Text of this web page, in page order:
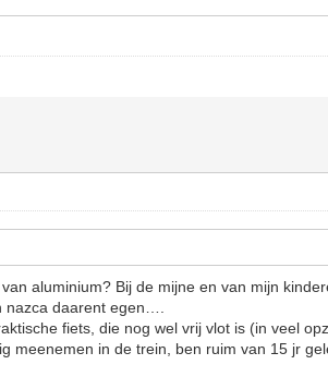
aluminium? Bij de mijne en van mijn
nazca daarent egen….
fiets, die nog wel vrij vlot is (in veel
meenemen in de trein, ben ruim van 15 jr